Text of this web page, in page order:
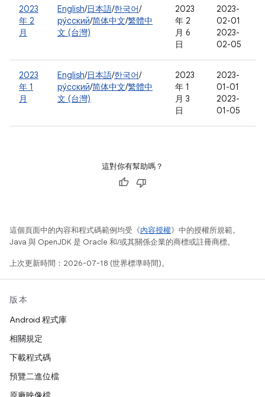
2023
年 2
月
English/日本語/한국어/
ру́сский/简体中文/繁體中
文 (台灣)
2023
年 2
月 6
日
2023-
02-01
2023-
02-05
2023
年 1
月
English/日本語/한국어/
ру́сский/简体中文/繁體中
文 (台灣)
2023
年 1
月 3
日
2023-
01-01
2023-
01-05
這對你有幫助嗎？
這個頁面中的內容和程式碼範例均受《內容授權》中的授權所規範。
Java 與 OpenJDK 是 Oracle 和/或其關係企業的商標或註冊商標。
上次更新時間：2026-07-18 (世界標準時間)。
版本
Android 程式庫
相關規定
下載程式碼
預覽二進位檔